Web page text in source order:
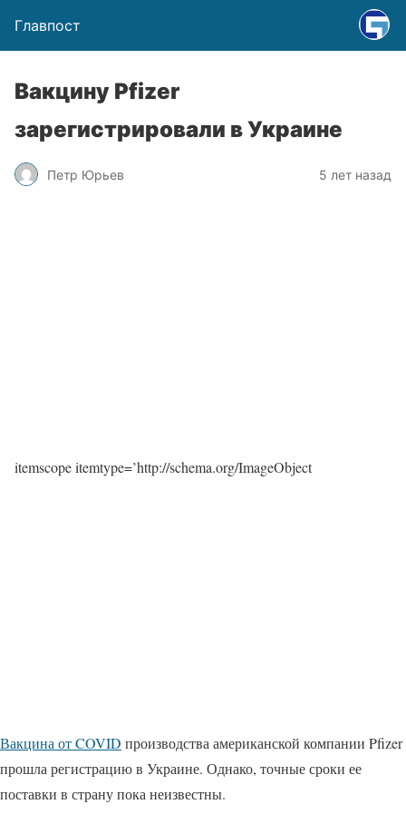
Главпост
Вакцину Pfizer
зарегистрировали в Украине
Петр Юрьев 5 лет назад
itemscope itemtype=’http://schema.org/ImageObject
Вакцина от COVID производства американской компании Pfizer
прошла регистрацию в Украине. Однако, точные сроки ее
поставки в страну пока неизвестны.